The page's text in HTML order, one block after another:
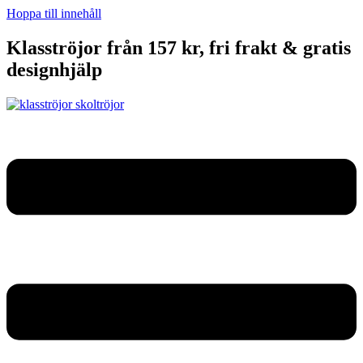
Hoppa till innehåll
Klasströjor från 157 kr, fri frakt & gratis
designhjälp